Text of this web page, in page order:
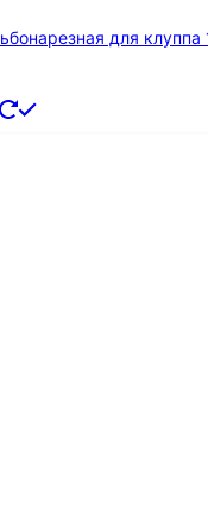
для